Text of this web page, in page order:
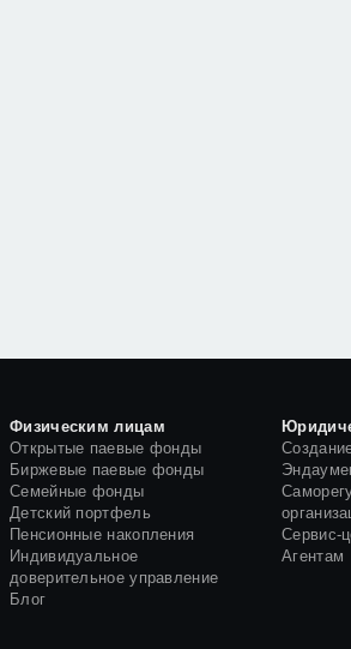
Физическим лицам
Открытые паевые фонды
Биржевые паевые фонды
Семейные фонды
Детский портфель
Пенсионные накопления
Индивидуальное
доверительное управление
Блог
Сервис-
Агентам